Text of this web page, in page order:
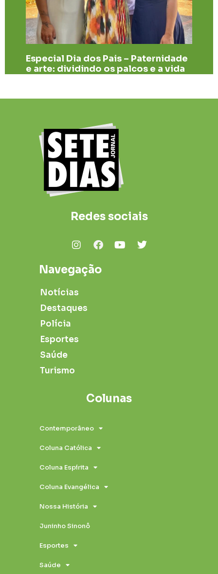
Especial Dia dos Pais – Paternidade
e arte: dividindo os palcos e a vida
Redes sociais
Navegação
Notícias
Destaques
Polícia
Esportes
Saúde
Turismo
Colunas
Contemporâneo
Coluna Católica
Coluna Espírita
Coluna Evangélica
Nossa História
Juninho Sinonô
Esportes
Saúde